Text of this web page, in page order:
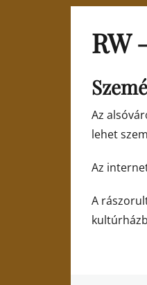
RW
Az
lehet
Az
A